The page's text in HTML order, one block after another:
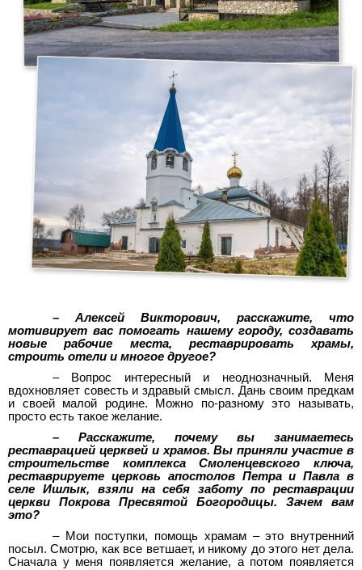
– Алексей Викторович, расскажите, что
мотивирует вас помогать нашему городу, создавать
новые рабочие места, реставрировать храмы,
строить отели и многое другое?
– Вопрос интересный и неоднозначный. Меня
вдохновляет совесть и здравый смысл. Дань своим предкам
и своей малой родине. Можно по-разному это называть,
просто есть такое желание.
– Расскажите, почему вы занимаетесь
реставрацией церквей и храмов. Вы приняли участие в
строительстве комплекса Смоленцевского ключа,
реставрируете церковь апостолов Петра и Павла в
селе Ишлык, взяли на себя заботу по реставрации
церкви Покрова Пресвятой Богородицы. Зачем вам
это?
– Мои поступки, помощь храмам – это внутренний
посыл. Смотрю, как все ветшает, и никому до этого нет дела.
Сначала у меня появляется желание, а потом появляется